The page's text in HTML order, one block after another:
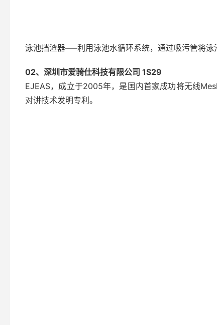
泳池挡渣器—–利用泳池水循环系统，通过吸污管将泳
02、深圳市爱骑仕科技有限公司 1S29
EJEAS，成立于2005年，是国内首家成功将无线
对讲技术发明专利。